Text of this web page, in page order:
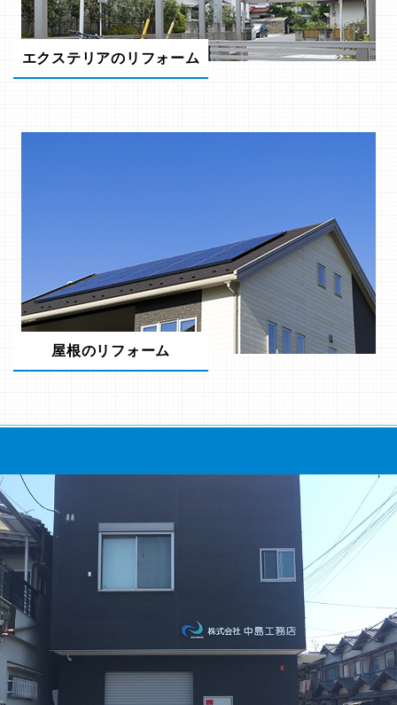
エクステリアのリフォーム
屋根のリフォーム